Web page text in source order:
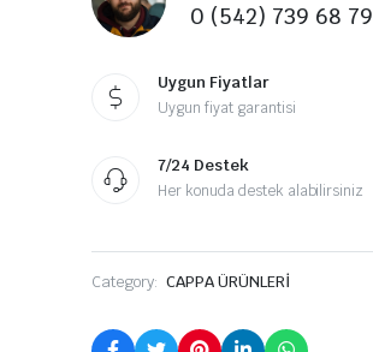
0 (542) 739 68 79
Uygun Fiyatlar
Uygun fiyat garantisi
7/24 Destek
Her konuda destek alabilirsiniz
Category: CAPPA ÜRÜNLERİ